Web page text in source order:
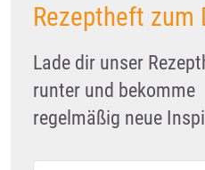
Rezeptheft zum
Lade dir unser
runter und bekomme
regelmäßig neue